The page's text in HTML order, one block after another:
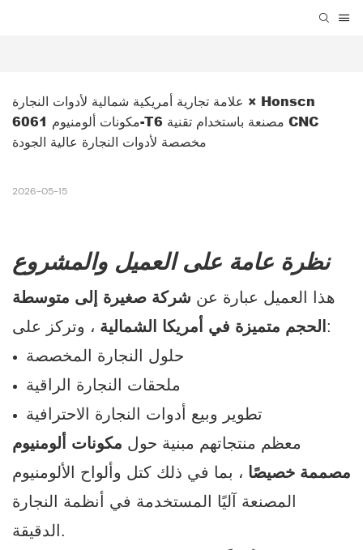
علامة تجارية أمريكية شمالية لأدوات النجارة × Honscn
مكونات ألومنيوم 6061-T6 مصنعة باستخدام تقنية CNC
مخصصة لأدوات النجارة عالية الجودة
2026-05-15
نظرة عامة على العميل والمشروع
هذا العميل عبارة عن شركة صغيرة إلى متوسطة
الحجم متميزة في أمريكا الشمالية ، وتركز على:
حلول النجارة المخصصة
ملحقات النجارة الراقية
تطوير وبيع أدوات النجارة الاحترافية
معظم منتجاتهم مبنية حول مكونات ألومنيوم
مصممة خصيصًا ، بما في ذلك كتل وألواح الألومنيوم
المصنعة آليًا المستخدمة في أنظمة النجارة
الدقيقة.